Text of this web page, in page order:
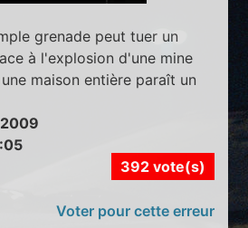
grenade peut tuer un
à l'explosion d'une mine
maison entière paraît un
392 vote(s)
Voter pour cette erreur